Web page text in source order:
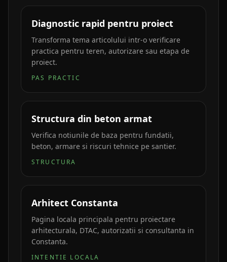
Diagnostic rapid pentru proiect
Transforma tema articolului intr-o verificare
practica pentru teren, autorizare sau etapa de
proiect.
PAS PRACTIC
Structura din beton armat
Verifica notiunile de baza pentru fundatii,
beton, armare si riscuri tehnice pe santier.
STRUCTURA
Arhitect Constanta
Pagina locala principala pentru proiectare
arhitecturala, DTAC, autorizatii si consultanta in
Constanta.
INTENTIE LOCALA